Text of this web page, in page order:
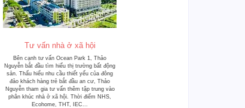
Tư vấn nhà ở xã hội
Bên cạnh tư vấn Ocean Park 1, Thảo
Nguyễn bắt đầu tìm hiểu thị trường bất động
sản. Thấu hiểu nhu cầu thiết yếu của đông
đảo khách hàng trẻ bắt đầu an cư, Thảo
Nguyễn tham gia tư vấn thêm tập trung vào
phân khúc nhà ở xã hội. Thời điểm NHS,
Ecohome, THT, IEC...